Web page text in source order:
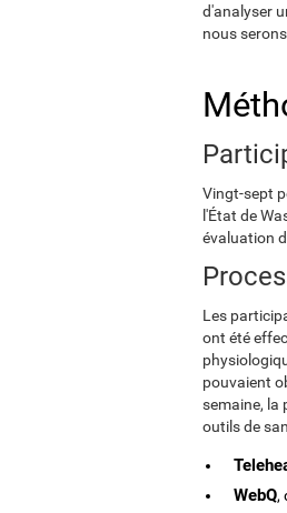
d'analyser
nous
Vingt-sept
l'État de
évaluation
Les
ont été
pouvaient
semaine, la
outils de
WebQ,